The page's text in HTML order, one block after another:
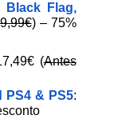
Black Flag,
) – 75%
(Antes
PS4 & PS5: